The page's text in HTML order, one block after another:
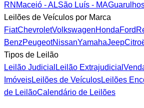
RN Maceió - ALSão Luís - MA
Leilões de Veículos por Marca
FiatChevroletVolkswagenHondaFord
BenzPeugeotNissanYamahaJeep
Tipos de Leilão
Leilão Judicial Leilão Extrajudicial
ImóveisLeilões de VeículosLeilões
de LeilãoCalendário de Leilões